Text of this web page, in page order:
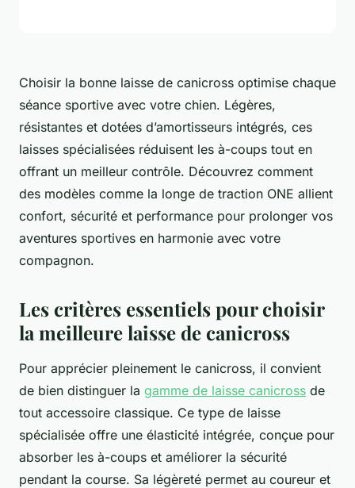
Choisir la bonne laisse de canicross optimise chaque
séance sportive avec votre chien. Légères,
résistantes et dotées d’amortisseurs intégrés, ces
laisses spécialisées réduisent les à-coups tout en
offrant un meilleur contrôle. Découvrez comment
des modèles comme la longe de traction ONE allient
confort, sécurité et performance pour prolonger vos
aventures sportives en harmonie avec votre
compagnon.
Les critères essentiels pour choisir
la meilleure laisse de canicross
Pour apprécier pleinement le canicross, il convient
de bien distinguer la gamme de laisse canicross de
tout accessoire classique. Ce type de laisse
spécialisée offre une élasticité intégrée, conçue pour
absorber les à-coups et améliorer la sécurité
pendant la course. Sa légèreté permet au coureur et